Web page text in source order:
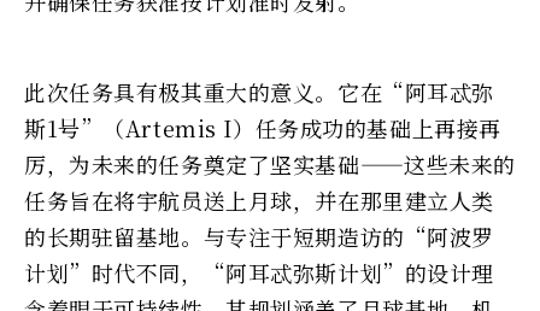
此次任务具有极其重大的意义。它在“阿耳忒弥
斯1号”（Artemis I）任务成功的基础上再接再
厉，为未来的任务奠定了坚实基础——这些未来的
任务旨在将宇航员送上月球，并在那里建立人类
的长期驻留基地。与专注于短期造访的“阿波罗
计划”时代不同，“阿耳忒弥斯计划”的设计理